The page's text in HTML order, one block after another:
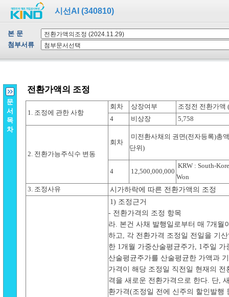
시선AI (340810)
본 문
첨부서류
문
서
목
차